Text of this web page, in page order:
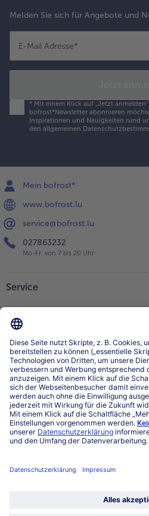
Melden Sie sich für Angebote und
E-Mail Adresse*
* Mit einem Klick auf „Jetzt
bofrost*Newsletter abonnieren
Inspirationen und Neuigkeiten rund
den allgemeinen
Mein bofrost*
www.bofrost.lu
service@bofrost.lu
027863232
Mo-Fr. von 7 bis 20 Uhr
Service
Über bofrost*
Kategorien
Land / Sprache wählen